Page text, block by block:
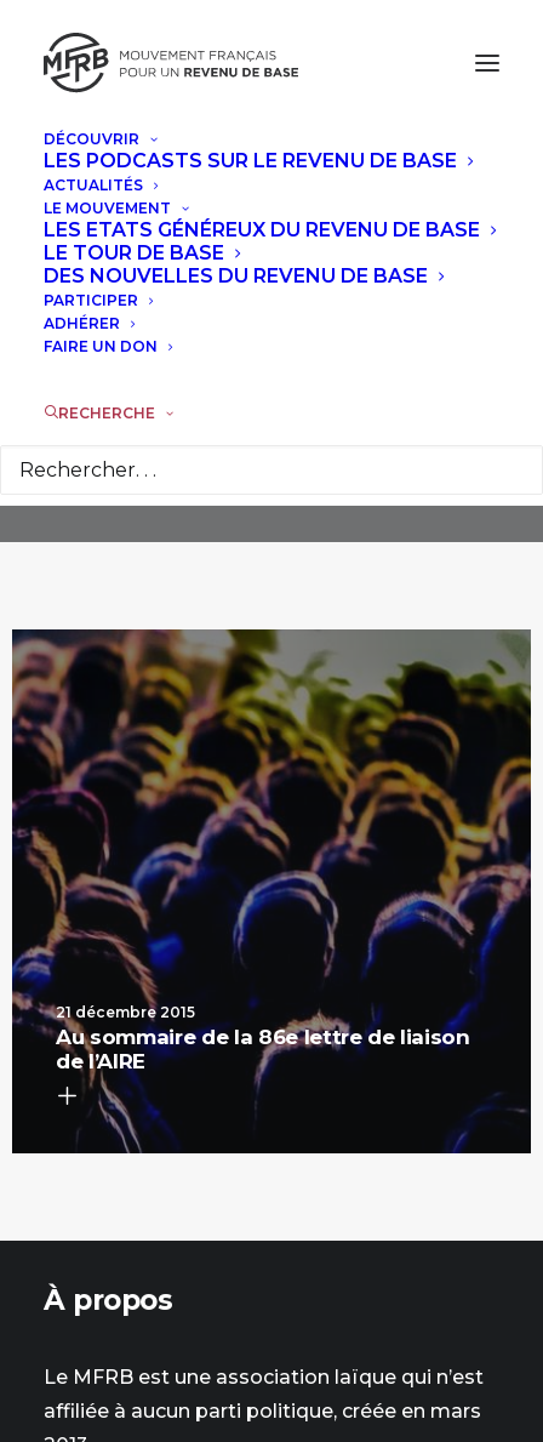
DÉCOUVRIR
LES PODCASTS SUR LE REVENU DE BASE
ACTUALITÉS
LE MOUVEMENT
LES ETATS GÉNÉREUX DU REVENU DE BASE
LE TOUR DE BASE
DES NOUVELLES DU REVENU DE BASE
PARTICIPER
ADHÉRER
FAIRE UN DON
RECHERCHE
Chantal Euzéby
21 décembre 2015
Au sommaire de la 86e lettre de liaison
de l’AIRE
À propos
Le MFRB est une association laïque qui n’est
affiliée à aucun parti politique, créée en mars